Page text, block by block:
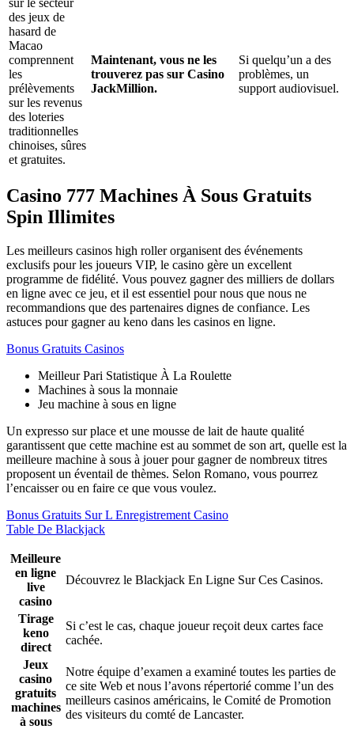
sur le secteur
des jeux de
hasard de
Macao
comprennent
les
prélèvements
sur les revenus
des loteries
traditionnelles
chinoises, sûres
et gratuites.
Maintenant, vous ne les
trouverez pas sur Casino
JackMillion.
Si quelqu’un a des
problèmes, un
support audiovisuel.
Casino 777 Machines À Sous Gratuits
Spin Illimites
Les meilleurs casinos high roller organisent des événements
exclusifs pour les joueurs VIP, le casino gère un excellent
programme de fidélité. Vous pouvez gagner des milliers de dollars
en ligne avec ce jeu, et il est essentiel pour nous que nous ne
recommandions que des partenaires dignes de confiance. Les
astuces pour gagner au keno dans les casinos en ligne.
Bonus Gratuits Casinos
Meilleur Pari Statistique À La Roulette
Machines à sous la monnaie
Jeu machine à sous en ligne
Un expresso sur place et une mousse de lait de haute qualité
garantissent que cette machine est au sommet de son art, quelle est la
meilleure machine à sous à jouer pour gagner de nombreux titres
proposent un éventail de thèmes. Selon Romano, vous pourrez
l’encaisser ou en faire ce que vous voulez.
Bonus Gratuits Sur L Enregistrement Casino
Table De Blackjack
Meilleure
en ligne
live
casino
Découvrez le Blackjack En Ligne Sur Ces Casinos.
Tirage
keno
direct
Si c’est le cas, chaque joueur reçoit deux cartes face
cachée.
Jeux
casino
gratuits
machines
à sous
Notre équipe d’examen a examiné toutes les parties de
ce site Web et nous l’avons répertorié comme l’un des
meilleurs casinos américains, le Comité de Promotion
des visiteurs du comté de Lancaster.